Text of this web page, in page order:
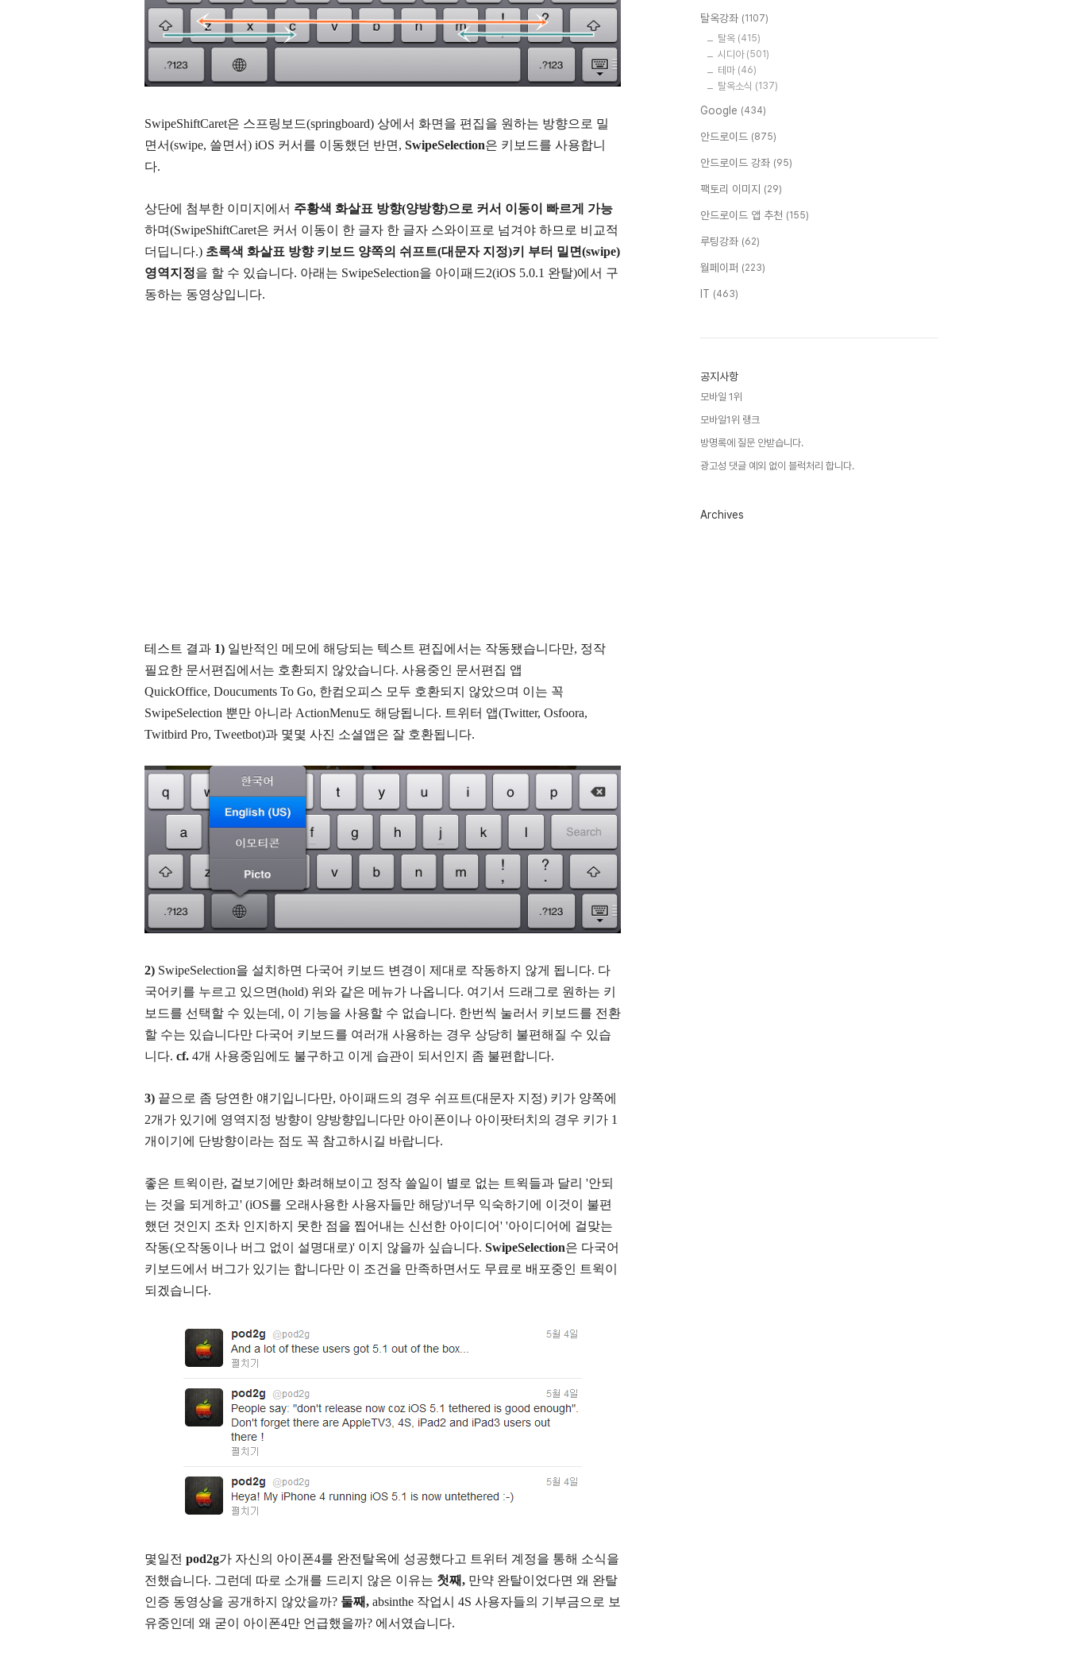
SwipeShiftCaret은 스프링보드(springboard) 상에서 화면을 편집을 원하는 방향으로 밀
면서(swipe, 쓸면서) iOS 커서를 이동했던 반면, SwipeSelection은 키보드를 사용합니
다.
상단에 첨부한 이미지에서 주황색 화살표 방향(양방향)으로 커서 이동이 빠르게 가능
하며(SwipeShiftCaret은 커서 이동이 한 글자 한 글자 스와이프로 넘겨야 하므로 비교적
더딥니다.) 초록색 화살표 방향 키 보드 양쪽의 쉬프트(대문자 지정)키 부터 밀면(swipe)
영역지정을 할 수 있습니다. 아래는 SwipeSelection을 아이패드2(iOS 5.0.1 완탈)에서 구
동하는 동영상입니다.
테스트 결과 1) 일반적인 메모에 해당되는 텍스트 편집에서는 작동됐습니다만, 정작
필요한 문서편집에서는 호환되지 않았습니다. 사용중인 문서편집 앱
QuickOffice, Doucuments To Go, 한컴오피스 모두 호환되지 않았으며 이는 꼭
SwipeSelection 뿐만 아니라 ActionMenu도 해당됩니다. 트위터 앱(Twitter, Osfoora,
Twitbird Pro, Tweetbot)과 몇몇 사진 소셜앱은 잘 호환됩니다.
2) SwipeSelection을 설치하면 다국어 키보드 변경이 제대로 작동하지 않게 됩니다. 다
국어키를 누르고 있으면(hold) 위와 같은 메뉴가 나옵니다. 여기서 드래그로 원하는 키
보드를 선택할 수 있는데, 이 기능을 사용할 수 없습니다. 한번씩 눌러서 키보드를 전환
할 수는 있습니다만 다국어 키보드를 여러개 사용하는 경우 상당히 불편해질 수 있습
니다. cf. 4개 사용중임에도 불구하고 이게 습관이 되서인지 좀 불편합니다.
3) 끝으로 좀 당연한 얘기입니다만, 아이패드의 경우 쉬프트(대문자 지정) 키가 양쪽에
2개가 있기에 영역지정 방향이 양방향입니다만 아이폰이나 아이팟터치의 경우 키가 1
개이기에 단방향이라는 점도 꼭 참고하시길 바랍니다.
좋은 트윅이란, 겉보기에만 화려해보이고 정작 쓸일이 별로 없는 트윅들과 달리 '안되
는 것을 되게하고' (iOS를 오래사용한 사용자들만 해당)'너무 익숙하기에 이것이 불편
했던 것인지 조차 인지하지 못한 점을 찝어내는 신선한 아이디어' '아이디어에 걸맞는
작동(오작동이나 버그 없이 설명대로)' 이지 않을까 싶습니다. SwipeSelection은 다국어
키보드에서 버그가 있기는 합니다만 이 조건을 만족하면서도 무료로 배포중인 트윅이
되겠습니다.
몇일전 pod2g가 자신의 아이폰4를 완전탈옥에 성공했다고 트위터 계정을 통해 소식을
전했습니다. 그런데 따로 소개를 드리지 않은 이유는 첫째, 만약 완탈이었다면 왜 완탈
인증 동영상을 공개하지 않았을까? 둘째, absinthe 작업시 4S 사용자들의 기부금으로 보
유중인데 왜 굳이 아이폰4만 언급했을까? 에서였습니다.
탈옥강좌 (1107)
탈옥 (415)
시디아 (501)
테마 (46)
탈옥소식 (137)
Google (434)
안드로이드 (875)
안드로이드 강좌 (95)
팩토리 이미지 (29)
안드로이드 앱 추천 (155)
루팅강좌 (62)
월페이퍼 (223)
IT (463)
공지사항
모바일 1위
모바일1위 랭크
방명록에 질문 안받습니다.
광고성 댓글 예외 없이 블럭처리 합니다.
Archives